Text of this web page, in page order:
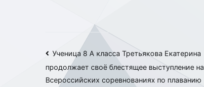
Навигация
по
Ученица 8 А класса Третьякова Екатерина
продолжает своё блестящее выступление на
Всероссийских соревнованиях по плаванию